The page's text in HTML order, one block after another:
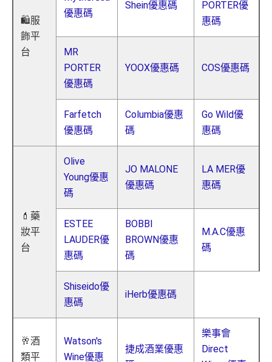
🛍️服
飾平
台
優惠碼
Shein優惠碼
PORTER優
惠碼
MR
PORTER
優惠碼
YOOX優惠碼 COS優惠碼
Farfetch
優惠碼
Columbia優惠
碼
Go Wild優
惠碼
💄藥
妝平
台
Olive
Young優惠
碼
JO MALONE
優惠碼
LA MER優
惠碼
ESTEE
LAUDER優
惠碼
BOBBI
BROWN優惠
碼
M.A.C優惠
碼
Shiseido優
惠碼
iHerb優惠碼
🥂酒
類平
Watson's
Wine優惠
捷成酒業優惠
樂事會
Direct